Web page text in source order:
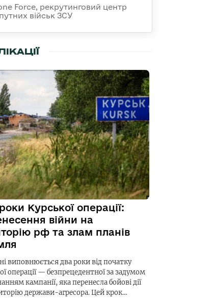
Force, рекрутинговий центр
військ ЗСУ
Курської операції:
війни на
рф та злам планів
виповнюється два роки від початку
операції — безпрецедентної за задумом
кампанії, яка перенесла бойові дії
держави-агресора. Цей крок…